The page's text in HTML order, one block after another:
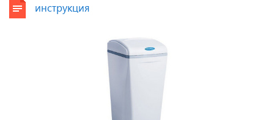
инструкция